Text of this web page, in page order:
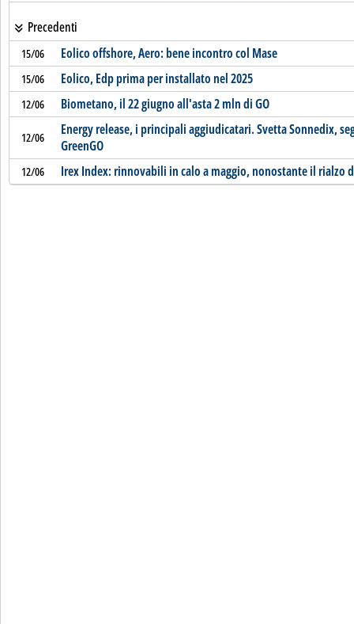
Precedenti
15/06 Eolico offshore, Aero: bene incontro col Mase
15/06 Eolico, Edp prima per installato nel 2025
12/06 Biometano, il 22 giugno all'asta 2 mln di GO
12/06
Energy release, i principali aggiudicatari. Svetta Sonnedix,
GreenGO
12/06 Irex Index: rinnovabili in calo a maggio, nonostante il rialzo